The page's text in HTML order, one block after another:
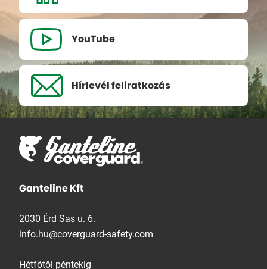
YouTube
Hírlevél feliratkozás
Ganteline Kft
2030 Érd Sas u. 6.
info.hu@coverguard-safety.com
Hétfőtől péntekig